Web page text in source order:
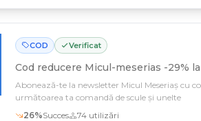
COD Verificat
Cod reducere Micul-meserias -29%
Abonează-te la newsletter Micul Meseriaș cu
următoarea ta comandă de scule și unelte
26%Succes 74 utilizări